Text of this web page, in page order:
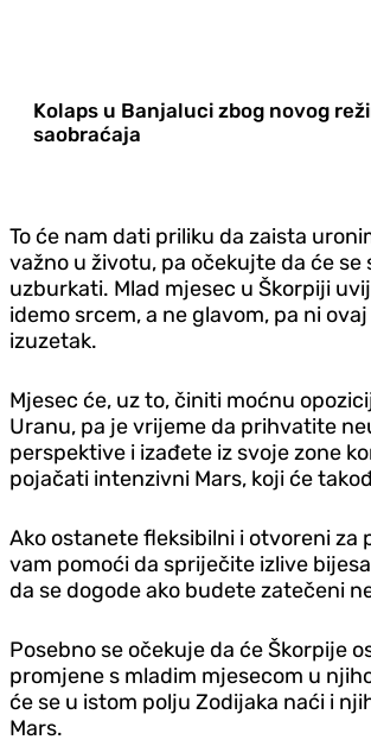
Kolaps u Banjaluci zbog novog
saobraćaja
To će nam dati priliku da zaista
važno u životu, pa očekujte da će se
uzburkati. Mlad mjesec u Škorpiji
idemo srcem, a ne glavom, pa ni
izuzetak.
Mjesec će, uz to, činiti moćnu
Uranu, pa je vrijeme da prihvatite
perspektive i izađete iz svoje zone
pojačati intenzivni Mars, koji će
Ako ostanete fleksibilni i otvoreni za
vam pomoći da spriječite izlive
da se dogode ako budete zatečeni
Posebno se očekuje da će Škorpije
promjene s mladim mjesecom u
će se u istom polju Zodijaka naći i
Mars.